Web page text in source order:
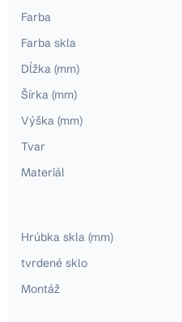
Farba
Farba skla
Dĺžka (mm)
Šírka (mm)
Výška (mm)
Tvar
Materiál
Hrúbka skla (mm)
tvrdené sklo
Montáž